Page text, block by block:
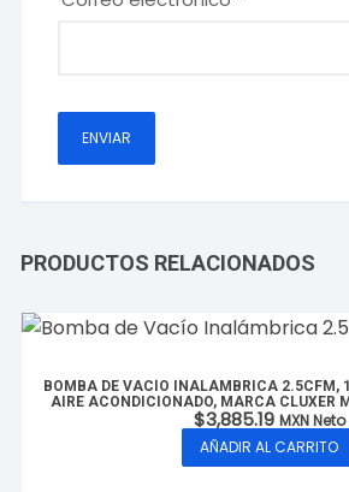
PRODUCTOS RELACIONADOS
BOMBA DE VACÍO INALÁMBRICA 2.5CFM,
AIRE ACONDICIONADO, MARCA CLUXER
$3,885.19 MXN Neto
AÑADIR AL CARRITO